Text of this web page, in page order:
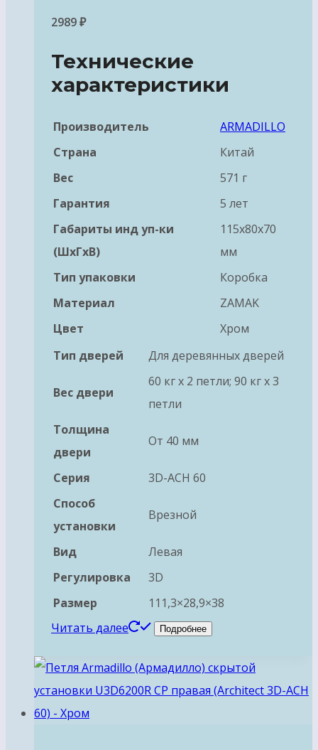
2989₽
Технические
характеристики
Производитель
ARMADILLO
Страна
Китай
Вес
571 г
Гарантия
5 лет
Габариты инд уп-ки
(ШхГхВ)
115x80x70
мм
Тип упаковки
Коробка
Материал
ZAMAK
Цвет
Хром
Тип дверей
Для деревянных дверей
Вес двери
60 кг х 2 петли; 90 кг х 3
петли
Толщина
двери
От 40 мм
Серия
3D-ACH 60
Способ
установки
Врезной
Вид
Левая
Регулировка
3D
Размер
111,3×28,9×38
Читать далее
Подробнее